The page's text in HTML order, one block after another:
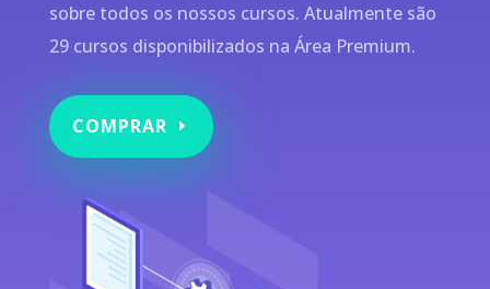
sobre todos os nossos cursos. Atualmente são
29 cursos disponibilizados na Área Premium.
COMPRAR